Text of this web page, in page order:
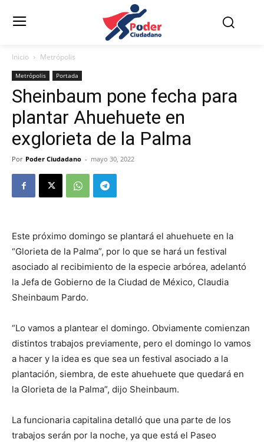
Inicio Metrópolis
Metrópolis Portada
Sheinbaum pone fecha para
plantar Ahuehuete en
exglorieta de la Palma
Por Poder Ciudadano - mayo 30, 2022
Este próximo domingo se plantará el ahuehuete en la
“Glorieta de la Palma”, por lo que se hará un festival
asociado al recibimiento de la especie arbórea, adelantó
la Jefa de Gobierno de la Ciudad de México, Claudia
Sheinbaum Pardo.
“Lo vamos a plantear el domingo. Obviamente comienzan
distintos trabajos previamente, pero el domingo lo vamos
a hacer y la idea es que sea un festival asociado a la
plantación, siembra, de este ahuehuete que quedará en
la Glorieta de la Palma”, dijo Sheinbaum.
La funcionaria capitalina detalló que una parte de los
trabajos serán por la noche, ya que está el Paseo